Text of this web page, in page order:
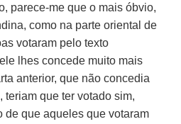
parece-me que o mais óbvio,
como na parte oriental de
votaram pelo texto
lhes concede muito mais
anterior, que não concedia
teriam que ter votado sim,
de que aqueles que votaram